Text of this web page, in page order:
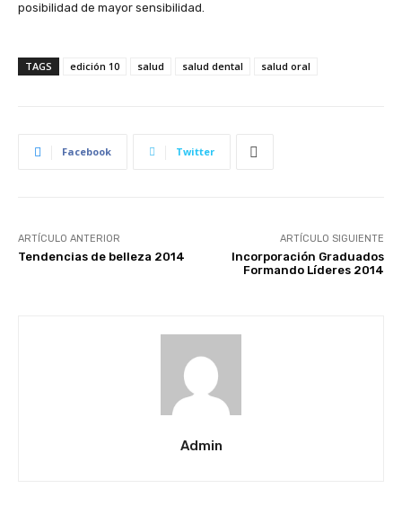
posibilidad de mayor sensibilidad.
TAGS edición 10 salud salud dental salud oral
Facebook Twitter
ARTÍCULO ANTERIOR
Tendencias de belleza 2014
ARTÍCULO SIGUIENTE
Incorporación Graduados
Formando Líderes 2014
Admin